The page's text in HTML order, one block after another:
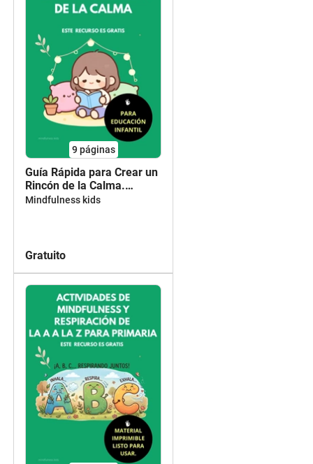
9páginas
Guía Rápida para Crear un
Rincón de la Calma.
Educación Infantil
Mindfulness kids
Gratuito